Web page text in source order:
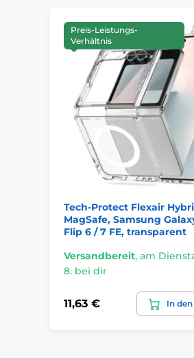
Preis-Leistungs-
Verhältnis
Tech-Protect Flexair
MagSafe, Samsung
Flip 6 / 7 FE, transparent
Versandbereit, am
8. bei dir
11,63 € In